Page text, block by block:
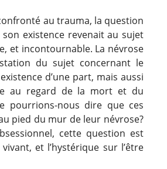
au trauma, la question
existence revenait au sujet
et incontournable. La névrose
du sujet concernant le
d’une part, mais aussi
au regard de la mort et du
pourrions-nous dire que ces
pied du mur de leur névrose?
cette question est
et l’hystérique sur l’être